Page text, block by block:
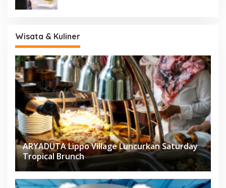
Wisata & Kuliner
ARYADUTA Lippo Village Luncurkan Saturday
Tropical Brunch